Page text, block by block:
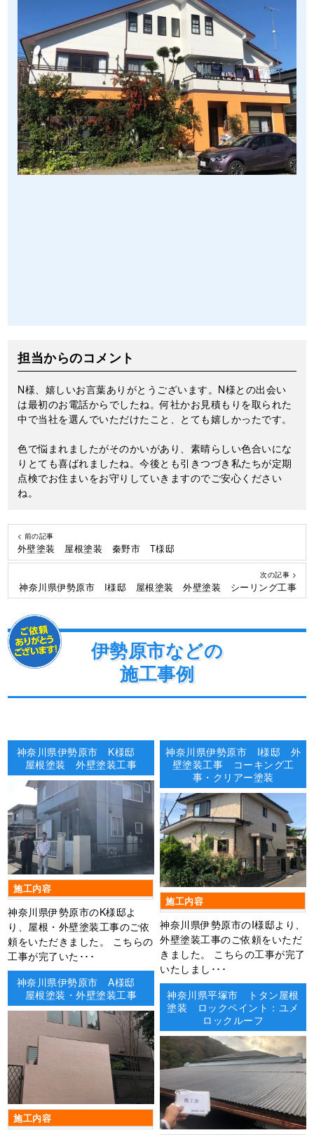
担当からのコメント
N様、嬉しいお言葉ありがとうございます。N様との出会い
は最初のお電話からでしたね。何社かお見積もりを取られた
中で当社を選んでいただけたこと、とても嬉しかったです。
色で悩まれましたがそのかいがあり、素晴らしい色合いにな
りとても喜ばれましたね。今後とも引きつづき私たちが定期
点検でお住まいをお守りしていきますのでご安心ください
ね。
< 前の記事
外壁塗装 屋根塗装 秦野市 T様邸
次の記事 >
神奈川県伊勢原市 I様邸 屋根塗装 外壁塗装 シーリング工事
伊勢原市などの
施工事例
神奈川県伊勢原市 K様邸
屋根塗装 外壁塗装工事
施工内容
神奈川県伊勢原市のK様邸よ
り、屋根・外壁塗装工事のご依
頼をいただきました。 こちらの
工事が完了いた･･･
神奈川県伊勢原市 I様邸 外
壁塗装工事 コーキング工
事・クリアー塗装
施工内容
神奈川県伊勢原市のI様邸より、
外壁塗装工事のご依頼をいただ
きました。 こちらの工事が完了
いたしまし･･･
神奈川県伊勢原市 A様邸
屋根塗装・外壁塗装工事
施工内容
神奈川県平塚市 トタン屋根
塗装 ロックペイント：ユメ
ロックルーフ